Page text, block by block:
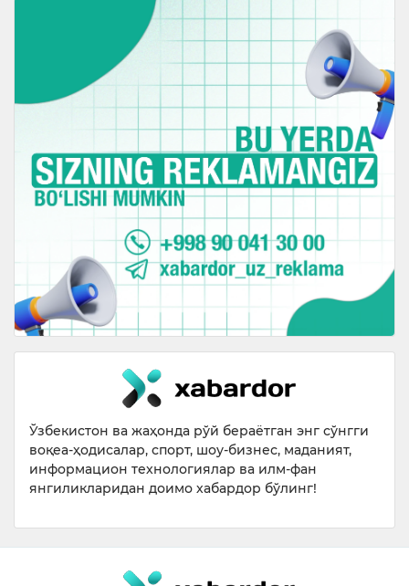
Ўзбекистон ва жаҳонда рўй бераётган энг сўнгги
воқеа-ҳодисалар, спорт, шоу-бизнес, маданият,
информацион технологиялар ва илм-фан
янгиликларидан доимо хабардор бўлинг!